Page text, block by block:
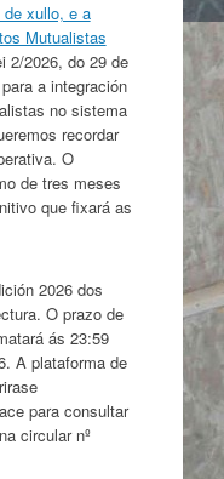
xullo, e a
Mutualistas
2/2026, do 29 de
a integración
no sistema
recordar
O
de tres meses
que fixará as
2026 dos
O prazo de
ás 23:59
A plataforma de
para consultar
circular nº